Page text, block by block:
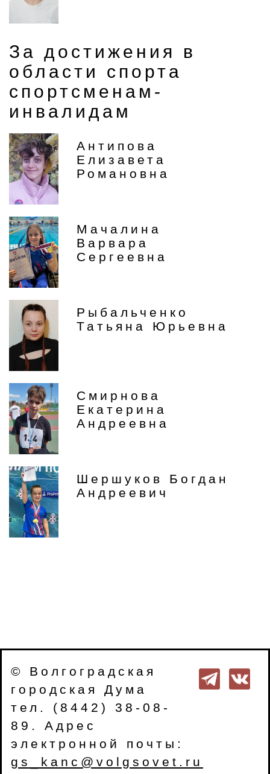
За достижения в
области спорта
спортсменам-
инвалидам
Антипова
Елизавета
Романовна
Мачалина
Варвара
Сергеевна
Рыбальченко
Татьяна Юрьевна
Смирнова
Екатерина
Андреевна
Шершуков Богдан
Андреевич
© Волгоградская
городская Дума
тел. (8442) 38-08-
89. Адрес
электронной почты:
gs_kanc@volgsovet.ru